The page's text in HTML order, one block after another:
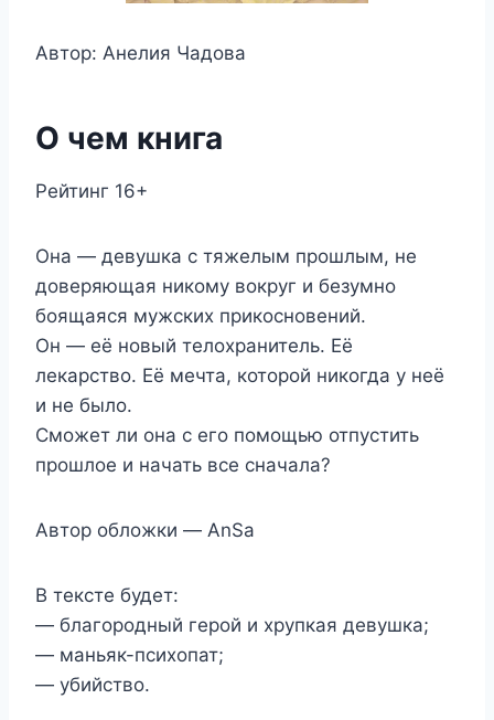
Автор: Анелия Чадова
О чем книга
Рейтинг 16+
Она — девушка с тяжелым прошлым, не
доверяющая никому вокруг и безумно
боящаяся мужских прикосновений.
Он — её новый телохранитель. Её
лекарство. Её мечта, которой никогда у неё
и не было.
Сможет ли она с его помощью отпустить
прошлое и начать все сначала?
Автор обложки — AnSa
В тексте будет:
— благородный герой и хрупкая девушка;
— маньяк-психопат;
— убийство.